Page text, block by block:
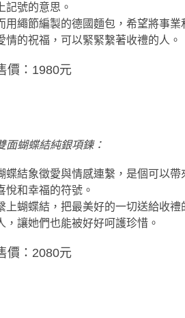
上記號的意思。
用繩節編製的德國麵包，希望將事業
情的祝福，可以緊緊繫著收禮的人。
價： 1980元
面蝴蝶結純銀項鍊：
蝶結象徵愛與情感連繫，是個可以帶
悅和幸福的符號。
上蝴蝶結，把最美好的一切送給收禮
，讓她們也能被好好呵護珍惜。
價：2080元